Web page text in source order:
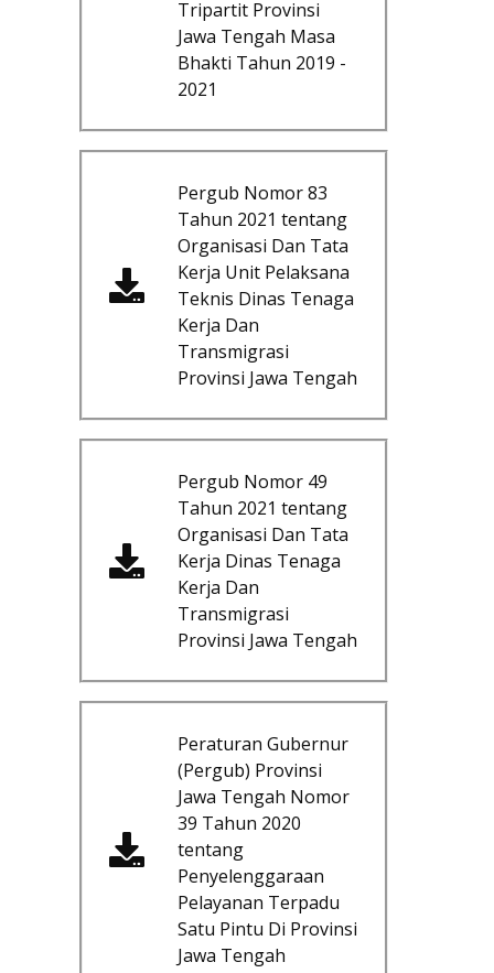
Tripartit Provinsi
Jawa Tengah Masa
Bhakti Tahun 2019 -
2021
Pergub Nomor 83
Tahun 2021 tentang
Organisasi Dan Tata
Kerja Unit Pelaksana
Teknis Dinas Tenaga
Kerja Dan
Transmigrasi
Provinsi Jawa Tengah
Pergub Nomor 49
Tahun 2021 tentang
Organisasi Dan Tata
Kerja Dinas Tenaga
Kerja Dan
Transmigrasi
Provinsi Jawa Tengah
Peraturan Gubernur
(Pergub) Provinsi
Jawa Tengah Nomor
39 Tahun 2020
tentang
Penyelenggaraan
Pelayanan Terpadu
Satu Pintu Di Provinsi
Jawa Tengah